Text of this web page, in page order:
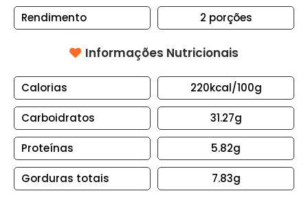
O
S
O
R
T
A
S
C
A
Rendimento 2 porções
Informações Nutricionais
Calorias 220kcal/100g
Carboidratos 31.27g
Proteínas 5.82g
Gorduras totais 7.83g